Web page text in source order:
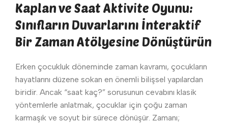
Kaplan ve Saat Aktivite Oyunu:
Sınıfların Duvarlarını İnteraktif
Bir Zaman Atölyesine Dönüştürün
Erken çocukluk döneminde zaman kavramı, çocukların
hayatlarını düzene sokan en önemli bilişsel yapılardan
biridir. Ancak “saat kaç?” sorusunun cevabını klasik
yöntemlerle anlatmak, çocuklar için çoğu zaman
karmaşık ve soyut bir sürece dönüşür. Zamanı;